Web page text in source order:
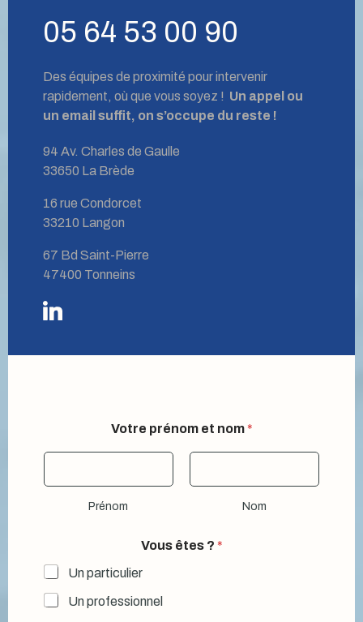
05 64 53 00 90
Des équipes de proximité pour intervenir
rapidement, où que vous soyez ! Un appel ou
un email suffit, on s’occupe du reste !
94 Av. Charles de Gaulle
33650 La Brède
16 rue Condorcet
33210 Langon
67 Bd Saint-Pierre
47400 Tonneins
Votre prénom et nom *
Prénom Nom
Vous êtes ? *
Un particulier
Un professionnel